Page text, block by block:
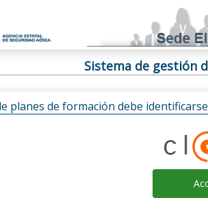
Sistema de gestión
planes de formación debe